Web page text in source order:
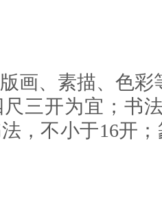
画、素描、色
三开为宜；书
，不小于16开